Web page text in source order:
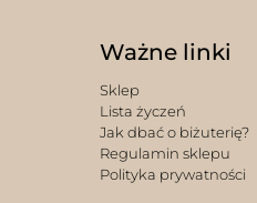
Ważne linki
Sklep
Lista życzeń
Jak dbać o biżuterię?
Regulamin sklepu
Polityka prywatności